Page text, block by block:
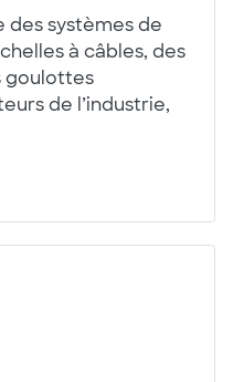
des systèmes de
à câbles, des
goulottes
de l’industrie,